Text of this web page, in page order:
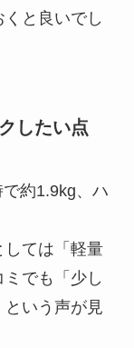
と良いでし
したい点
約1.9kg、ハ
しては「軽量
でも「少し
いう声が見